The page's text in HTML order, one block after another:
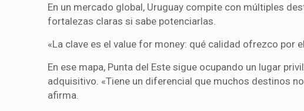
En un mercado global, Uruguay compite con múltiples
fortalezas claras si sabe potenciarlas.
«La clave es el value for money: qué calidad ofrezco por
En ese mapa, Punta del Este sigue ocupando un lugar
adquisitivo. «Tiene un diferencial que muchos destinos
afirma.